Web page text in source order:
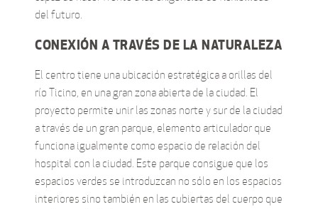
del futuro.
CONEXIÓN A TRAVÉS DE LA NATURALEZA
El centro tiene una ubicación estratégica a orillas del
río Ticino, en una gran zona abierta de la ciudad. El
proyecto permite unir las zonas norte y sur de la ciudad
a través de un gran parque, elemento articulador que
funciona igualmente como espacio de relación del
hospital con la ciudad. Este parque consigue que los
espacios verdes se introduzcan no sólo en los espacios
interiores sino también en las cubiertas del cuerpo que